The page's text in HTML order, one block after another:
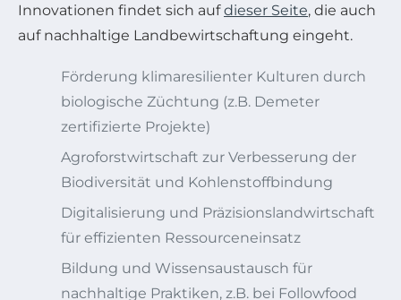
Innovationen findet sich aufdieser Seite, die auch
auf nachhaltige Landbewirtschaftung eingeht.
Förderung klimaresilienter Kulturen durch
biologische Züchtung (z.B. Demeter
zertifizierte Projekte)
Agroforstwirtschaft zur Verbesserung der
Biodiversität und Kohlenstoffbindung
Digitalisierung und Präzisionslandwirtschaft
für effizienten Ressourceneinsatz
Bildung und Wissensaustausch für
nachhaltige Praktiken, z.B. bei Followfood